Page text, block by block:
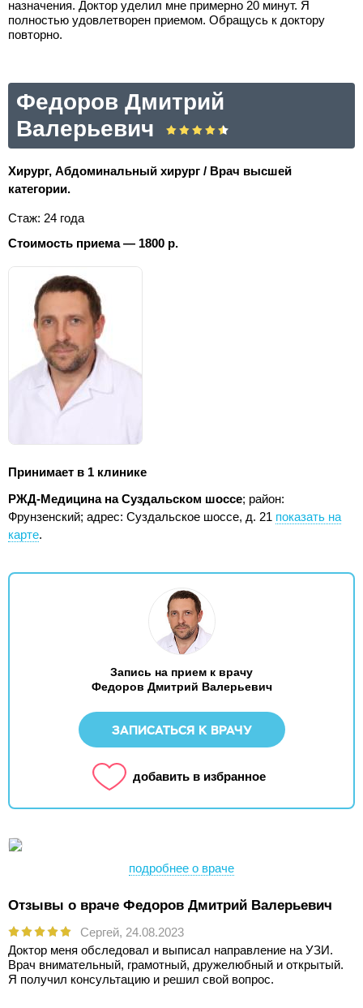
назначения. Доктор уделил мне примерно 20 минут. Я
полностью удовлетворен приемом. Обращусь к доктору
повторно.
Федоров Дмитрий
Валерьевич
Хирург, Абдоминальный хирург / Врач высшей
категории.
Стаж: 24 года
Стоимость приема — 1800 р.
Принимает в 1 клинике
РЖД-Медицина на Суздальском шоссе; район:
Фрунзенский; адрес: Суздальское шоссе, д. 21 показать на
карте.
Запись на прием к врачу
Федоров Дмитрий Валерьевич
ЗАПИСАТЬСЯ К ВРАЧУ
добавить в избранное
подробнее о враче
Отзывы о враче Федоров Дмитрий Валерьевич
Сергей, 24.08.2023
Доктор меня обследовал и выписал направление на УЗИ.
Врач внимательный, грамотный, дружелюбный и открытый.
Я получил консультацию и решил свой вопрос.